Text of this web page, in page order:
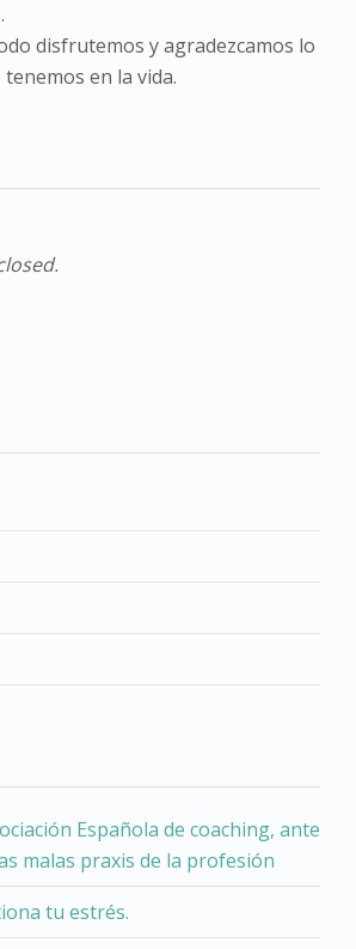
disfrutemos y agradezcamos lo
en la vida.
Española de coaching, ante
malas praxis de la profesión
tu estrés.